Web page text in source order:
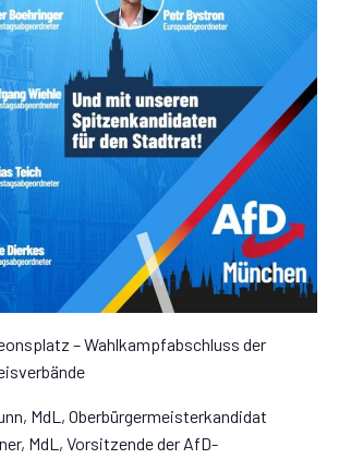
– Wahlkampfabschluss der
MdL, Oberbürgermeisterkandidat
MdL, Vorsitzende der AfD-